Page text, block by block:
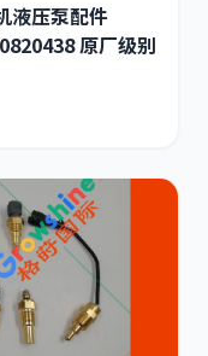
液压泵配件
原厂级别